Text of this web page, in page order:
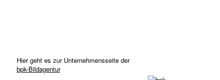
Hier geht es zur Unternehmensseite der
bpk-Bildagentur